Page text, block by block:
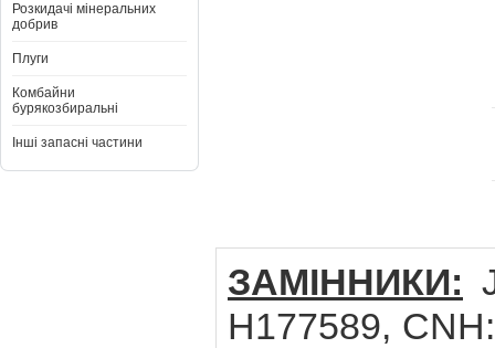
Розкидачі мінеральних
добрив
Плуги
Комбайни
бурякозбиральні
Інші запасні частини
ЗАМІННИКИ:
H177589,